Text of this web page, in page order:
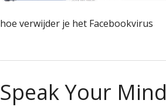
hoe verwijder je het Facebookvirus
Speak Your Mind